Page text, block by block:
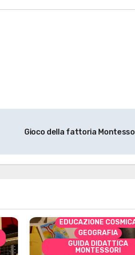
Gioco della fattoria
CONTENUTO
DOWNLOAD
EDUCAZIONE
GEOGRAFIA
GUIDA DIDATTICA
MONTESSORI